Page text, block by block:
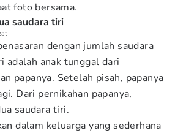
foto bersama.
saudara tiri
dengan jumlah saudara
adalah anak tunggal dari
papanya. Setelah pisah, papanya
Dari pernikahan papanya,
saudara tiri.
dalam keluarga yang sederhana